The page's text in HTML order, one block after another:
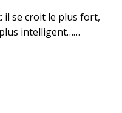
il se croit le plus fort,
intelligent……